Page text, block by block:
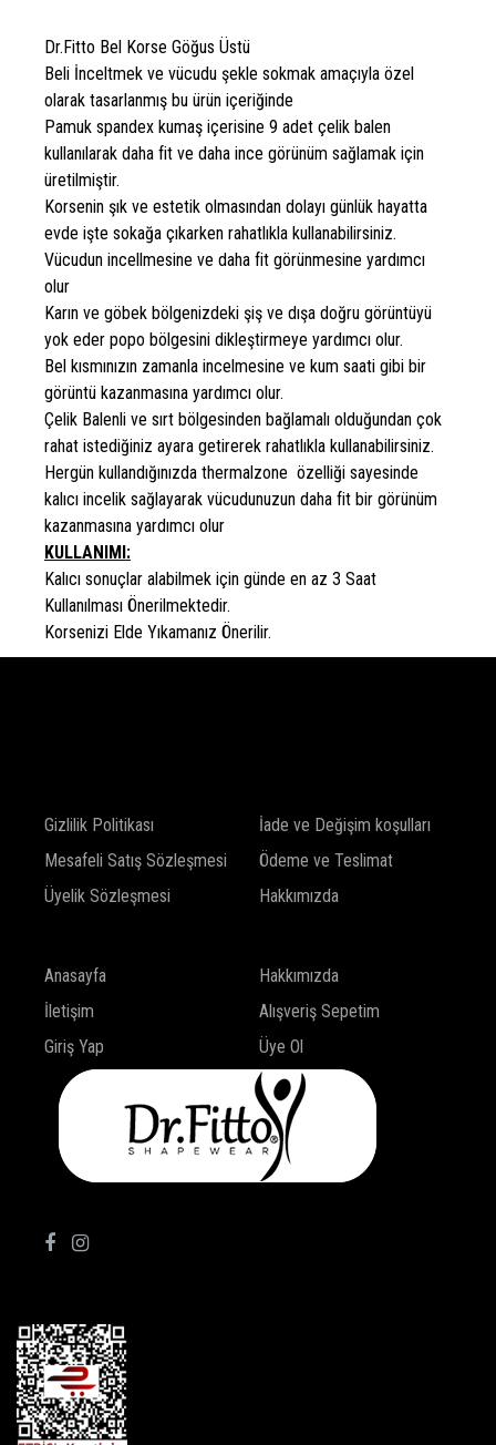
Dr.Fitto Bel Korse Göğus Üstü
Beli İnceltmek ve vücudu şekle sokmak amaçıyla özel
olarak tasarlanmış bu ürün içeriğinde
Pamuk spandex kumaş içerisine 9 adet çelik balen
kullanılarak daha fit ve daha ince görünüm sağlamak için
üretilmiştir.
Korsenin şık ve estetik olmasından dolayı günlük hayatta
evde işte sokağa çıkarken rahatlıkla kullanabilirsiniz.
Vücudun incellmesine ve daha fit görünmesine yardımcı
olur
Karın ve göbek bölgenizdeki şiş ve dışa doğru görüntüyü
yok eder popo bölgesini dikleştirmeye yardımcı olur.
Bel kısmınızın zamanla incelmesine ve kum saati gibi bir
görüntü kazanmasına yardımcı olur.
Çelik Balenli ve sırt bölgesinden bağlamalı olduğundan çok
rahat istediğiniz ayara getirerek rahatlıkla kullanabilirsiniz.
Hergün kullandığınızda thermalzone özelliği sayesinde
kalıcı incelik sağlayarak vücudunuzun daha fit bir görünüm
kazanmasına yardımcı olur
KULLANIMI:
Kalıcı sonuçlar alabilmek için günde en az 3 Saat
Kullanılması Önerilmektedir.
Korsenizi Elde Yıkamanız Önerilir.
Gizlilik Politikası
İade ve Değişim koşulları
Mesafeli Satış Sözleşmesi
Ödeme ve Teslimat
Üyelik Sözleşmesi
Hakkımızda
Anasayfa
Hakkımızda
İletişim
Alışveriş Sepetim
Giriş Yap
Üye Ol